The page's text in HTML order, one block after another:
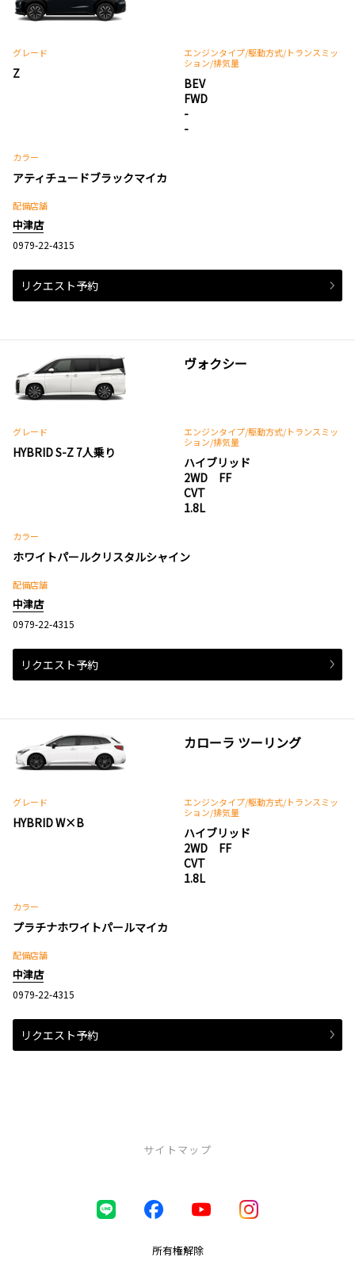
グレード
Z
エンジンタイプ/駆動方式/トランスミッ
ション/排気量
BEV
FWD
-
-
カラー
アティチュードブラックマイカ
配備店舗
中津店
0979-22-4315
リクエスト予約
ヴォクシー
グレード
HYBRID S-Z 7人乗り
エンジンタイプ/駆動方式/トランスミッ
ション/排気量
ハイブリッド
2WD FF
CVT
1.8L
カラー
ホワイトパールクリスタルシャイン
配備店舗
中津店
0979-22-4315
リクエスト予約
カローラ ツーリング
グレード
HYBRID W×B
エンジンタイプ/駆動方式/トランスミッ
ション/排気量
ハイブリッド
2WD FF
CVT
1.8L
カラー
プラチナホワイトパールマイカ
配備店舗
中津店
0979-22-4315
リクエスト予約
サイトマップ
所有権解除